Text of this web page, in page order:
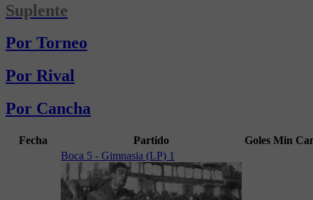
Suplente
Por Torneo
Por Rival
Por Cancha
Fecha Partido Goles Min
Boca 5 - Gimnasia (LP) 1